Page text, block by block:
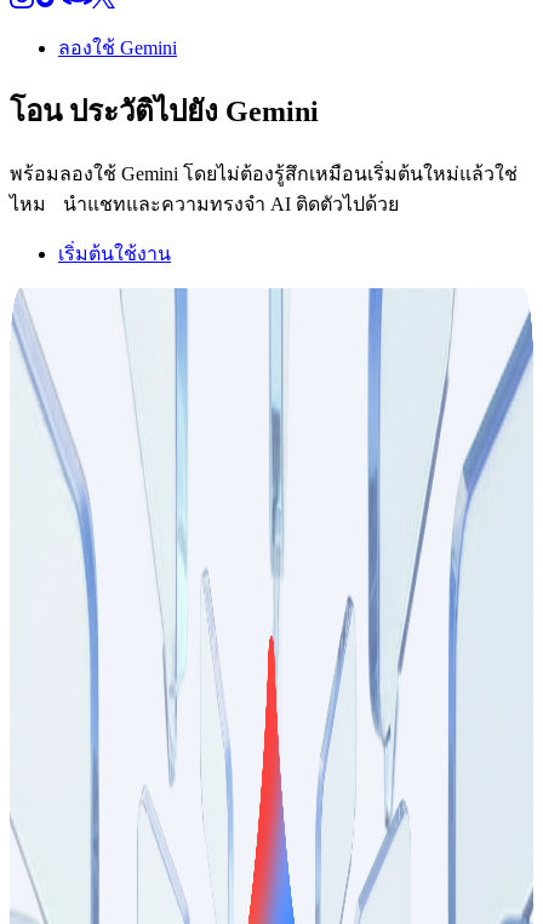
ลองใช้ Gemini
โอน ประวัติไปยัง Gemini
พร้อมลองใช้ Gemini โดยไม่ต้องรู้สึกเหมือนเริ่มต้นใหม่แล้วใช่
ไหม นำแชทและความทรงจำ AI ติดตัวไปด้วย
เริ่มต้นใช้งาน